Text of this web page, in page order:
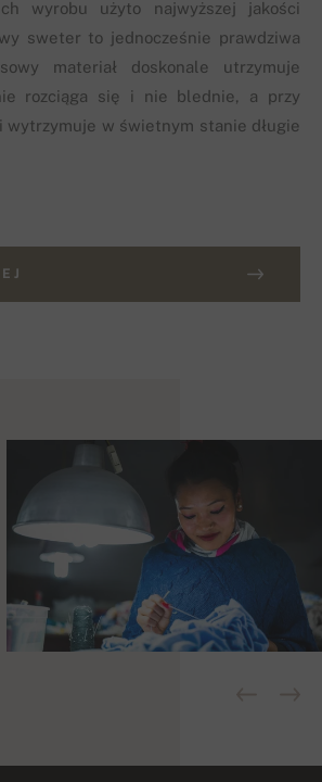
wyrobu użyto najwyższej jakości
sweter to jednocześnie prawdziwa
materiał doskonale utrzymuje
rozciąga się i nie blednie, a przy
wytrzymuje w świetnym stanie długie